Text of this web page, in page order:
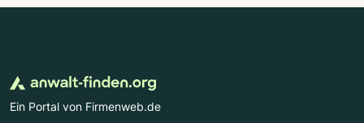
Ein Portal von Firmenweb.de